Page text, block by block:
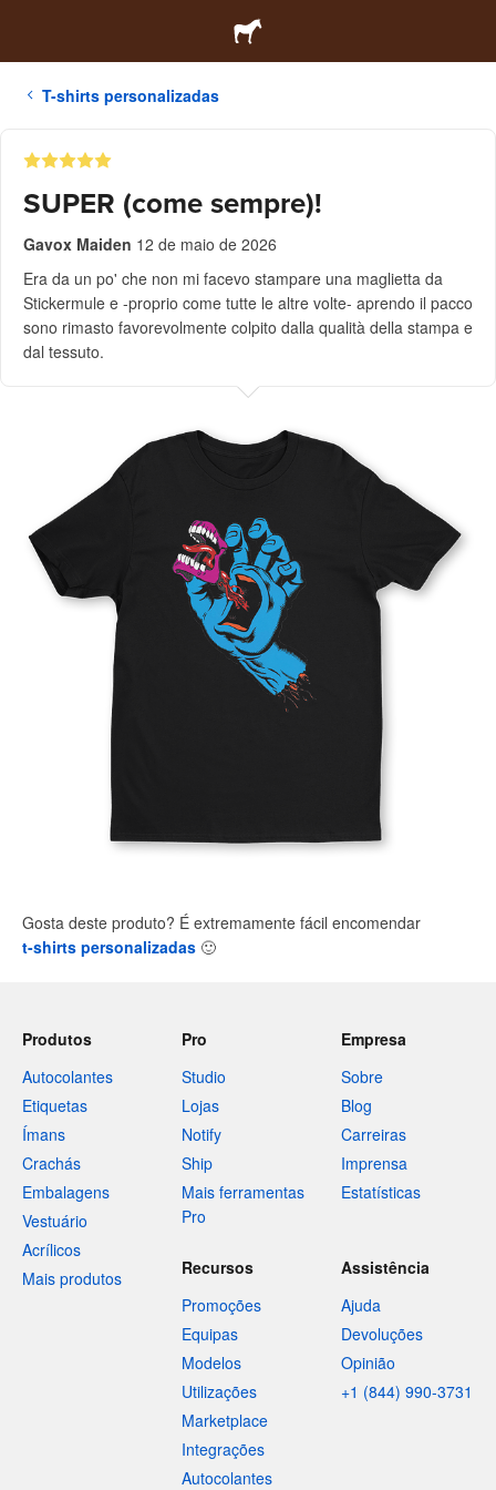
T-shirts personalizadas
SUPER (come sempre)!
Gavox Maiden 12 de maio de 2026
Era da un po' che non mi facevo stampare una maglietta da
Stickermule e -proprio come tutte le altre volte- aprendo il pacco
sono rimasto favorevolmente colpito dalla qualità della stampa e
dal tessuto.
Gosta deste produto? É extremamente fácil encomendar
t-shirts personalizadas 🙂
Produtos
Autocolantes
Etiquetas
Ímans
Crachás
Embalagens
Vestuário
Acrílicos
Mais produtos
Pro
Studio
Lojas
Notify
Ship
Mais ferramentas
Pro
Empresa
Sobre
Blog
Carreiras
Imprensa
Estatísticas
Recursos
Promoções
Equipas
Modelos
Utilizações
Marketplace
Integrações
Autocolantes
Assistência
Ajuda
Devoluções
Opinião
+1 (844) 990-3731